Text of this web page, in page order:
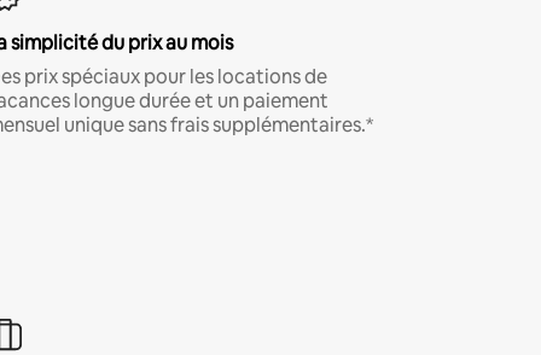
simplicité du prix au mois
prix spéciaux pour les locations de
longue durée et un paiement
unique sans frais supplémentaires.*